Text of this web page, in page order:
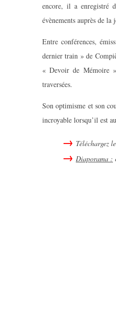
encore, il a enregistré
évènements auprès de la
Entre conférences,
dernier train » de
« Devoir de Mémoire
traversées.
Son optimisme et son
incroyable lorsqu’il est
Téléchargez
Diaporama :